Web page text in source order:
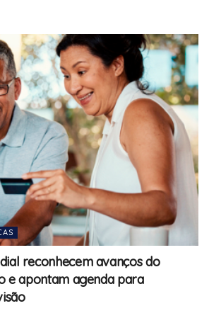
reconhecem avanços do
e apontam agenda para